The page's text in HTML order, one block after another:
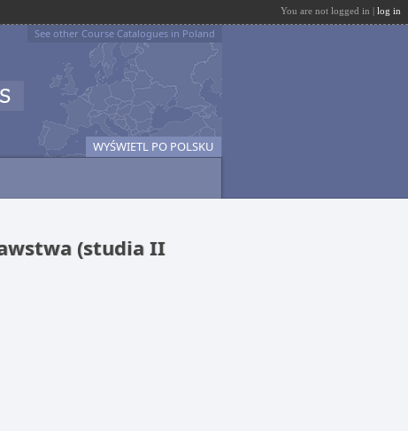
You are not logged in | log in
See other Course Catalogues in Poland
WYŚWIETL PO POLSKU
(studia II